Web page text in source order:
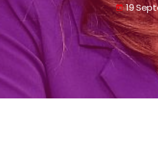
today 19